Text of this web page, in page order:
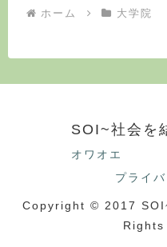
ホーム 大学院
SOI~社会を
オワオエ
プライ
Copyright © 2017
Rights